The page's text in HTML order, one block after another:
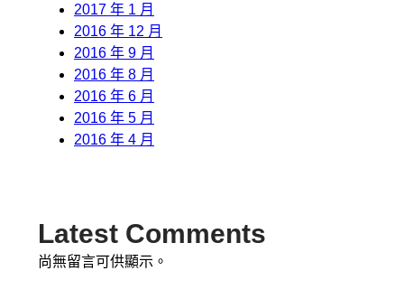
2017 年 1 月
2016 年 12 月
2016 年 9 月
2016 年 8 月
2016 年 6 月
2016 年 5 月
2016 年 4 月
Latest Comments
尚無留言可供顯示。